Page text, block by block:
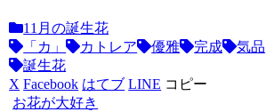
11月の誕生花
「カ」
カトレア 優雅 完成
気品
誕生花
X Facebook はてブ LINE コピー
お花が大好き